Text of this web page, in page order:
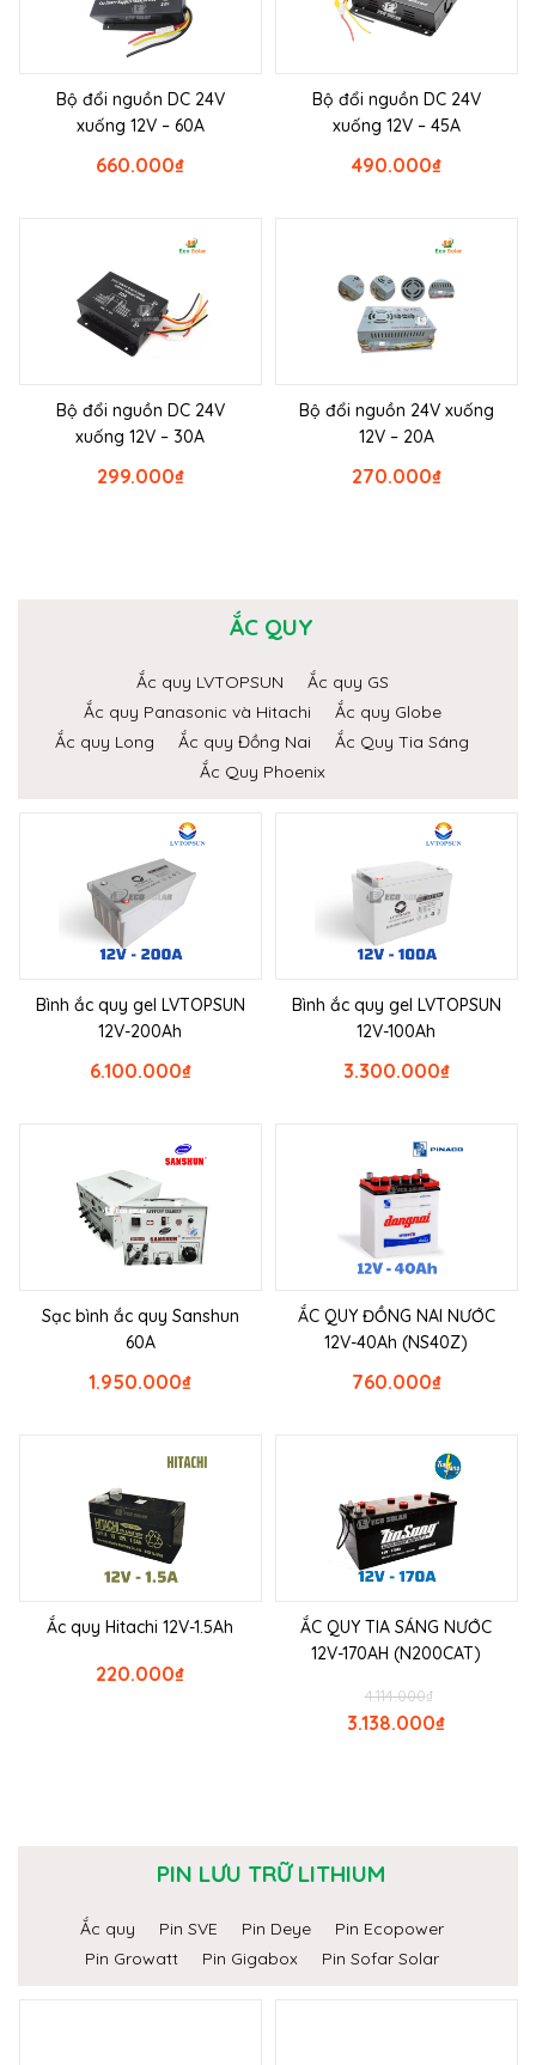
Bộ đổi nguồn DC 24V
xuống 12V – 60A
₫
660.000
Bộ đổi nguồn DC 24V
xuống 12V – 45A
₫
490.000
Bộ đổi nguồn DC 24V
xuống 12V – 30A
₫
299.000
Bộ đổi nguồn 24V xuống
12V – 20A
₫
270.000
ẮC QUY
Ắc quy LVTOPSUN
Ắc quy GS
Ắc quy Panasonic và Hitachi
Ắc quy Globe
Ắc quy Long
Ắc quy Đồng Nai
Ắc Quy Tia Sáng
Ắc Quy Phoenix
Bình ắc quy gel LVTOPSUN
12V-200Ah
₫
6.100.000
Bình ắc quy gel LVTOPSUN
12V-100Ah
₫
3.300.000
Sạc bình ắc quy Sanshun
60A
₫
1.950.000
ẮC QUY ĐỒNG NAI NƯỚC
12V-40Ah (NS40Z)
₫
760.000
Ắc quy Hitachi 12V-1.5Ah
₫
220.000
ẮC QUY TIA SÁNG NƯỚC
12V-170AH (N200CAT)
₫
4.114.000
₫
3.138.000
PIN LƯU TRỮ LITHIUM
Ắc quy Pin SVE Pin Deye
Pin Ecopower
Pin Growatt
Pin Gigabox Pin Sofar Solar